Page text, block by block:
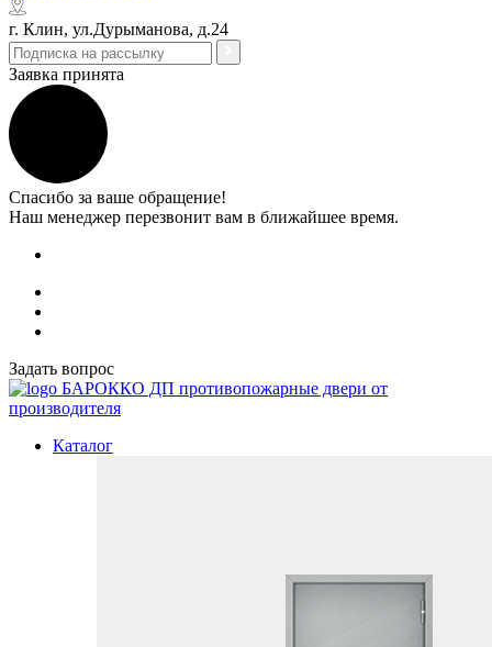
г. Клин, ул.Дурыманова, д.24
Заявка принята
Спасибо за ваше обращение!
Наш менеджер перезвонит вам в ближайшее время.
Задать вопрос
БАРОККО ДП противопожарные двери от
производителя
Каталог